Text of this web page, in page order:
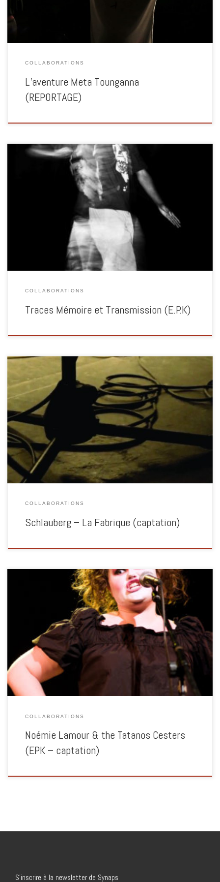
l’histoire du spectacle, celle des jeunes, de leur quotidien et leur prise en
COLLABORATIONS
L’aventure Meta Tounganna
(REPORTAGE)
COLLABORATIONS
Traces Mémoire et Transmission (E.P.K)
COLLABORATIONS
Schlauberg – La Fabrique (captation)
COLLABORATIONS
Noémie Lamour & the Tatanos Cesters
(EPK – captation)
S’inscrire à la newsletter de Synaps